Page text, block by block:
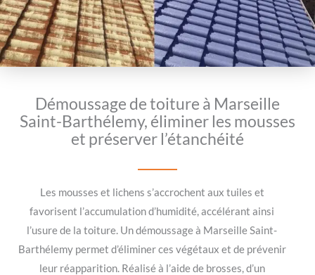
Démoussage de toiture à Marseille
Saint-Barthélemy, éliminer les mousses
et préserver l’étanchéité
Les mousses et lichens s’accrochent aux tuiles et
favorisent l’accumulation d’humidité, accélérant ainsi
l’usure de la toiture. Un démoussage à Marseille Saint-
Barthélemy permet d’éliminer ces végétaux et de prévenir
leur réapparition. Réalisé à l’aide de brosses, d’un